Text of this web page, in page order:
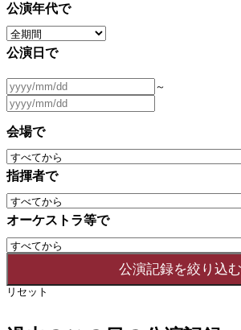
公演年代で
公演日で
～
会場で
指揮者で
オーケストラ等で
リセット